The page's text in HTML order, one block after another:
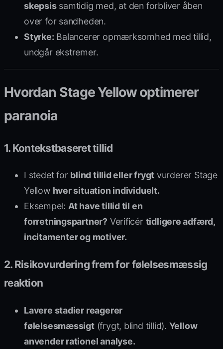
skepsissamtidig med, at den forbliver åben
over for sandheden.
Styrke: Balancerer opmærksomhed med tillid,
undgår ekstremer.
Hvordan Stage Yellow optimerer
paranoia
1. Kontekstbaseret tillid
I stedet for blind tillid eller frygt vurderer Stage
Yellow hver situation individuelt.
Eksempel: At have tillid til en
forretningspartner?Verificér tidligere adfærd,
incitamenter og motiver.
2. Risikovurdering frem for følelsesmæssig
reaktion
Lavere stadier reagerer
følelsesmæssigt(frygt, blind tillid). Yellow
anvender rationel analyse.